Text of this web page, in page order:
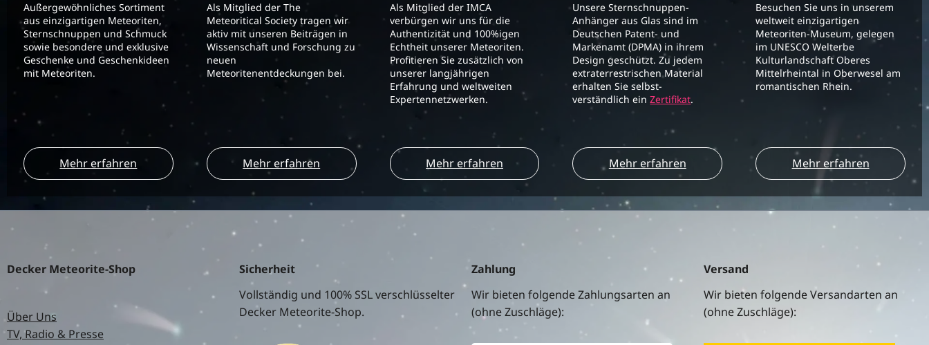
Außergewöhnliches Sortiment
aus einzigartigen Meteoriten,
Sternschnuppen und Schmuck
sowie besondere und exklusive
Geschenke und Geschenkideen
mit Meteoriten.
Mehr erfahren
Als Mitglied der The
Meteoritical Society tragen wir
aktiv mit unseren Beiträgen in
Wissenschaft und Forschung zu
neuen
Meteoritenentdeckungen bei.
Mehr erfahren
Als Mitglied der IMCA
verbürgen wir uns für die
Authentizität und 100%igen
Echtheit unserer Meteoriten.
Profitieren Sie zusätzlich von
unserer langjährigen
Erfahrung und weltweiten
Expertennetzwerken.
Mehr erfahren
Unsere Sternschnuppen-
Anhänger aus Glas sind im
Deutschen Patent- und
Markenamt (DPMA) in ihrem
Design geschützt. Zu jedem
extraterrestrischen Material
erhalten Sie selbst-
verständlich einZertifikat.
Mehr erfahren
Besuchen Sie uns in unserem
weltweit einzigartigen
Meteoriten-Museum, gelegen
im UNESCO Welterbe
Kulturlandschaft Oberes
Mittelrheintal in Oberwesel am
romantischen Rhein.
Mehr erfahren
Decker Meteorite-Shop
Über Uns
TV, Radio & Presse
Sicherheit
Vollständig und 100% SSL verschlüsselter
Decker Meteorite-Shop.
Zahlung
Wir bieten folgende Zahlungsarten an
(ohne Zuschläge):
Versand
Wir bieten folgende Versandarten an
(ohne Zuschläge):